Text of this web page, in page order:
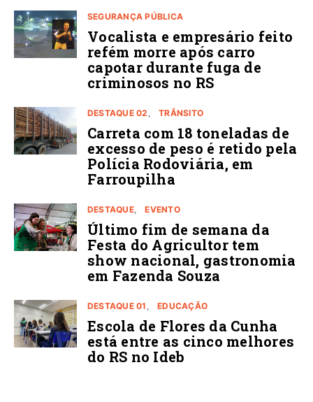
SEGURANÇA PÚBLICA
Vocalista e empresário feito
refém morre após carro
capotar durante fuga de
criminosos no RS
DESTAQUE 02 TRÂNSITO
Carreta com 18 toneladas de
excesso de peso é retido pela
Polícia Rodoviária, em
Farroupilha
DESTAQUE EVENTO
Último fim de semana da
Festa do Agricultor tem
show nacional, gastronomia
em Fazenda Souza
DESTAQUE 01 EDUCAÇÃO
Escola de Flores da Cunha
está entre as cinco melhores
do RS no Ideb